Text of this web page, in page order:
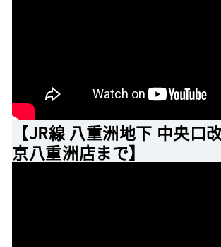
【JR線 八重洲地下 中央口
京八重洲店まで】